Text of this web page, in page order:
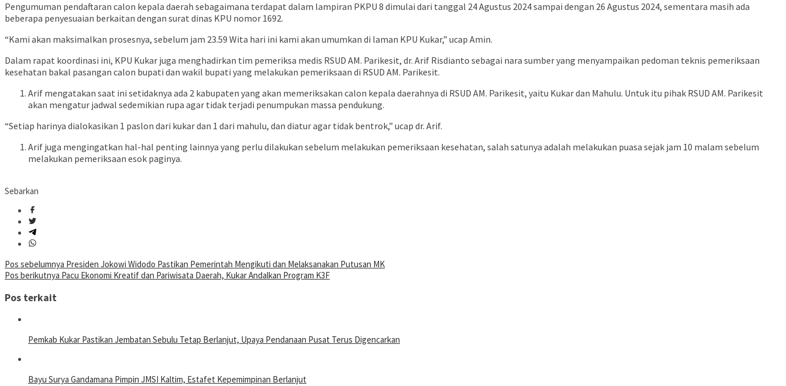
Pengumuman pendaftaran calon kepala daerah sebagaimana terdapat dalam lampiran PKPU 8 dimulai dari tanggal 24 Agustus 2024 sampai dengan 26 Agustus 2024, sementara masih ada
beberapa penyesuaian berkaitan dengan surat dinas KPU nomor 1692.
“Kami akan maksimalkan prosesnya, sebelum jam 23.59 Wita hari ini kami akan umumkan di laman KPU Kukar,” ucap Amin.
Dalam rapat koordinasi ini, KPU Kukar juga menghadirkan tim pemeriksa medis RSUD AM. Parikesit, dr. Arif Risdianto sebagai nara sumber yang menyampaikan pedoman teknis pemeriksaan
kesehatan bakal pasangan calon bupati dan wakil bupati yang melakukan pemeriksaan di RSUD AM. Parikesit.
Arif mengatakan saat ini setidaknya ada 2 kabupaten yang akan memeriksakan calon kepala daerahnya di RSUD AM. Parikesit, yaitu Kukar dan Mahulu. Untuk itu pihak RSUD AM. Parikesit
akan mengatur jadwal sedemikian rupa agar tidak terjadi penumpukan massa pendukung.
“Setiap harinya dialokasikan 1 paslon dari kukar dan 1 dari mahulu, dan diatur agar tidak bentrok,” ucap dr. Arif.
Arif juga mengingatkan hal-hal penting lainnya yang perlu dilakukan sebelum melakukan pemeriksaan kesehatan, salah satunya adalah melakukan puasa sejak jam 10 malam sebelum
melakukan pemeriksaan esok paginya.
Sebarkan
Navigasi
pos
Pos sebelumnya Presiden Jokowi Widodo Pastikan Pemerintah Mengikuti dan Melaksanakan Putusan MK
Pos berikutnya Pacu Ekonomi Kreatif dan Pariwisata Daerah, Kukar Andalkan Program K3F
Pos terkait
Pemkab Kukar Pastikan Jembatan Sebulu Tetap Berlanjut, Upaya Pendanaan Pusat Terus Digencarkan
Bayu Surya Gandamana Pimpin JMSI Kaltim, Estafet Kepemimpinan Berlanjut